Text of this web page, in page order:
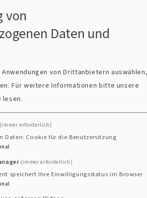
Pfarrbüro hat vom 24.
geschlossen. Wir sind ab dem
wieder für Sie da! In
ist für Sie erreichbar: Pfarrerin
von
Daten und
von Drittanbietern
Für weitere Informationen bitte unsere
lesen.
(immer erforderlich)
Daten: Cookie für die Benutzersitzung
(immer erforderlich)
speichert Ihre Einwilligungsstatus im Browser